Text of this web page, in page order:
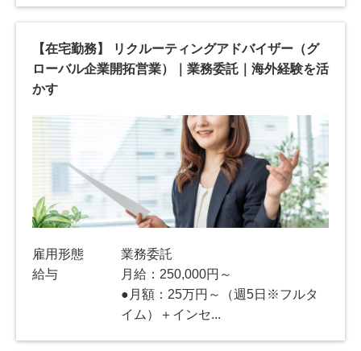
【在宅勤務】 リクルーティングアドバイザー（グ
ローバル企業開拓営業）｜業務委託｜海外経験を活
かす
雇用形態
業務委託
給与
月給：250,000円～
●月額：25万円～（週5日※フルタ
イム）＋インセ...